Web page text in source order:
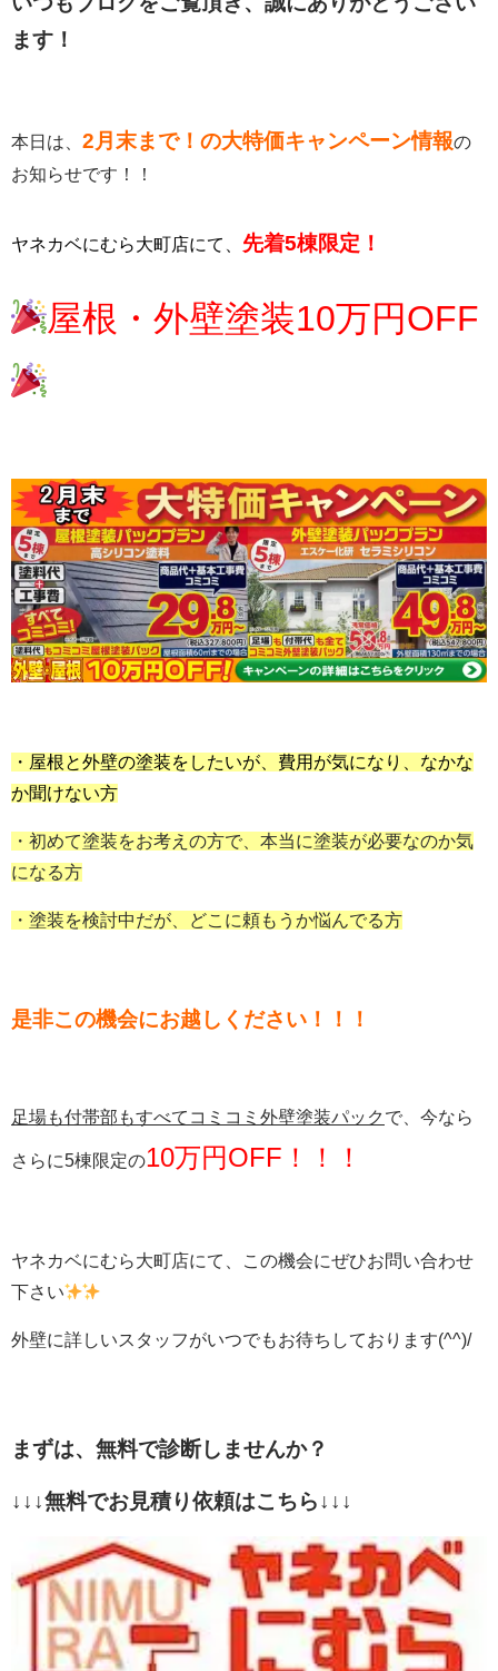
ます！
本日は、 2月末まで！の大特価キャンペーン情報の
お知らせです！！
ヤネカベにむら大町店にて、 先着5棟限定！
屋根・外壁塗装10万円OFF
・屋根と外壁の塗装をしたいが、費用が気になり、なかな
か聞けない方
・初めて塗装をお考えの方で、本当に塗装が必要なのか気
になる方
・塗装を検討中だが、どこに頼もうか悩んでる方
是非この機会にお越しください！！！
足場も付帯部もすべてコミコミ外壁塗装パック で、今なら
さらに5棟限定の10万円OFF！！！
ヤネカベにむら大町店にて、この機会にぜひお問い合わせ
下さい
外壁に詳しいスタッフがいつでもお待ちしております(^^)/
まずは、無料で診断しませんか？
↓↓↓無料でお見積り依頼はこちら↓↓↓